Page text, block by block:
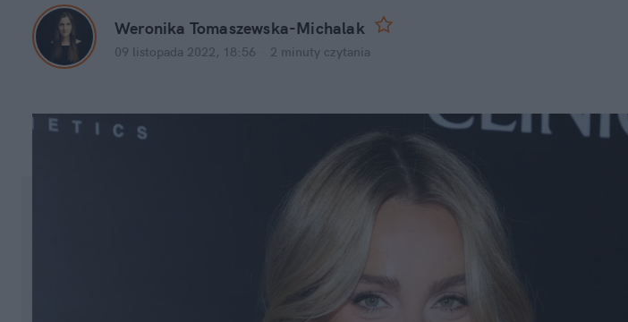
Weronika Tomaszewska-Michalak
09 listopada 2022, 18:56 2 minuty czytania